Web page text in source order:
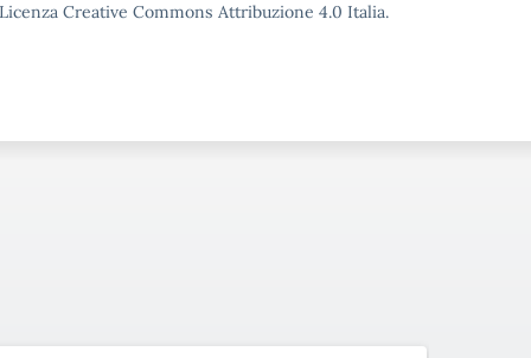
Creative Commons Attribuzione 4.0 Italia.